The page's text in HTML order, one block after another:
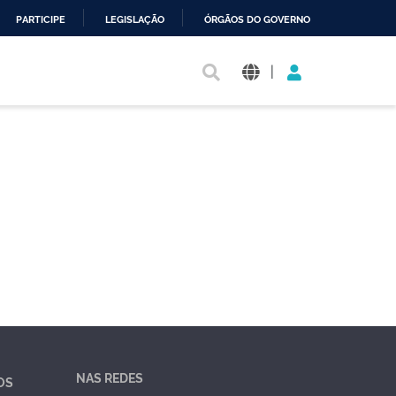
PARTICIPE LEGISLAÇÃO ÓRGÃOS DO GOVERNO
|
NAS REDES